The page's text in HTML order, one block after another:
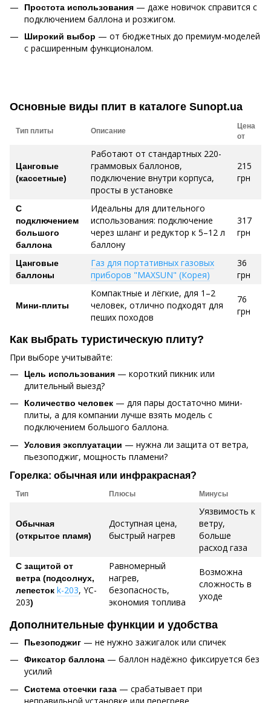
Простота использования — даже новичок справится с
подключением баллона и розжигом.
Широкий выбор — от бюджетных до премиум-моделей
с расширенным функционалом.
Основные виды плит в каталоге Sunopt.ua
Тип плиты Описание
Цена
от
Цанговые
(кассетные)
Работают от стандартных 220-
граммовых баллонов,
подключение внутри корпуса,
просты в установке
215
грн
С
подключением
большого
баллона
Идеальны для длительного
использования: подключение
через шланг и редуктор к 5–12 л
баллону
317
грн
Цанговые
баллоны
Газ для портативных газовых
приборов "MAXSUN" (Корея)
36
грн
Мини-плиты
Компактные и лёгкие, для 1–2
человек, отлично подходят для
пеших походов
76
грн
Как выбрать туристическую плиту?
При выборе учитывайте:
Цель использования — короткий пикник или
длительный выезд?
Количество человек — для пары достаточно мини-
плиты, а для компании лучше взять модель с
подключением большого баллона.
Условия эксплуатации — нужна ли защита от ветра,
пьезоподжиг, мощность пламени?
Горелка: обычная или инфракрасная?
Тип Плюсы Минусы
Обычная
(открытое пламя)
Доступная цена,
быстрый нагрев
Уязвимость к
ветру,
больше
расход газа
С защитой от
ветра (подсолнух,
лепесток k-203, YC-
203)
Равномерный
нагрев,
безопасность,
экономия топлива
Возможна
сложность в
уходе
Дополнительные функции и удобства
Пьезоподжиг — не нужно зажигалок или спичек
Фиксатор баллона — баллон надёжно фиксируется без
усилий
Система отсечки газа — срабатывает при